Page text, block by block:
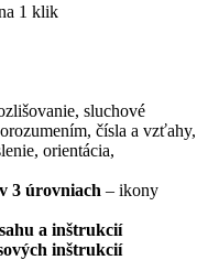
1 klik
sluchové
čísla a vzťahy,
orientácia,
3 úrovniach – ikony
a inštrukcií
inštrukcií